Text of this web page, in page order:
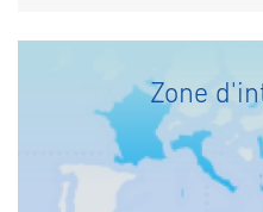
Zone